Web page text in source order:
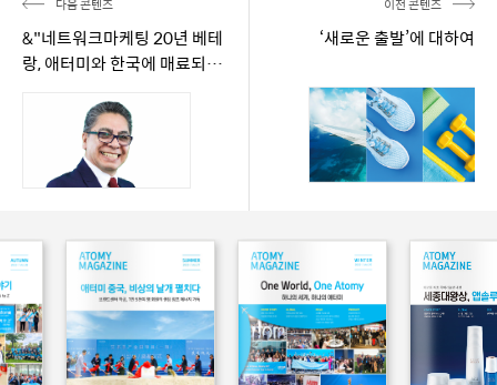
다음 콘텐츠
&"네트워크마케팅 20년 베테
랑, 애터미와 한국에 매료되
이전 콘텐츠
‘새로운 출발’에 대하여